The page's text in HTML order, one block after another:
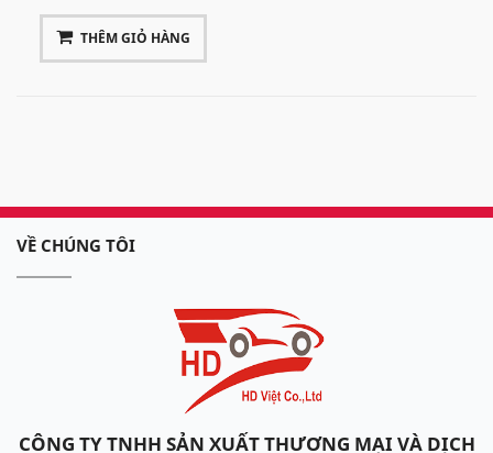
THÊM GIỎ HÀNG
VỀ CHÚNG TÔI
CÔNG TY TNHH SẢN XUẤT THƯƠNG MẠI VÀ DỊCH